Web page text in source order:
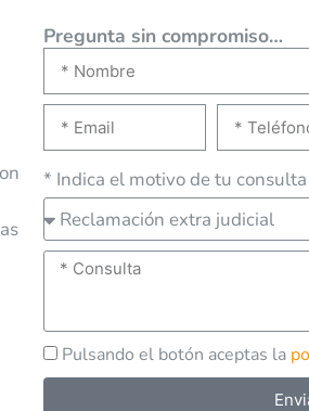
Pregunta sin compromiso…
* Indica el motivo de tu
Pulsando el botón aceptas la